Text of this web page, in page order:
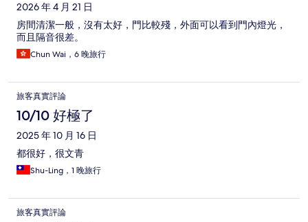
2026 年 4 月 21 日
房間清潔一般，沒有太好，門比較殘，外面可以看到門內燈光，
而且隔音很差。
Chun Wai，6 晚旅行
旅客真實評論
10/10 好極了
2025 年 10 月 16 日
都很好，很文青
Shu-Ling，1 晚旅行
旅客真實評論